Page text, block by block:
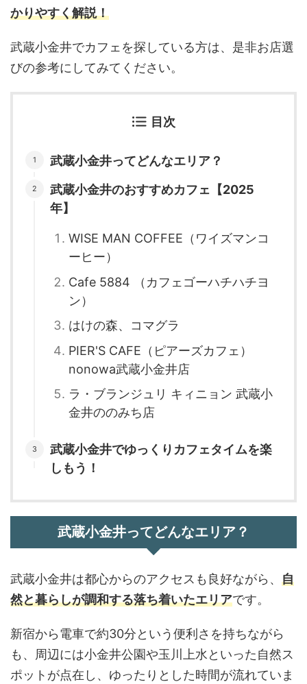
かりやすく解説！
武蔵小金井でカフェを探している方は、是非お店選
びの参考にしてみてください。
目次
武蔵小金井ってどんなエリア？
武蔵小金井のおすすめカフェ【2025
年】
WISE MAN COFFEE（ワイズマンコ
ーヒー）
Cafe 5884 （カフェゴーハチハチヨ
ン）
はけの森、コマグラ
PIER'S CAFE（ピアーズカフェ）
nonowa武蔵小金井店
ラ・ブランジュリ キィニョン 武蔵小
金井ののみち店
武蔵小金井でゆっくりカフェタイムを楽
しもう！
武蔵小金井ってどんなエリア？
武蔵小金井は都心からのアクセスも良好ながら、 自
然と暮らしが調和する落ち着いたエリアです。
新宿から電車で約30分という便利さを持ちながら
も、周辺には小金井公園や玉川上水といった自然ス
ポットが点在し、ゆったりとした時間が流れていま